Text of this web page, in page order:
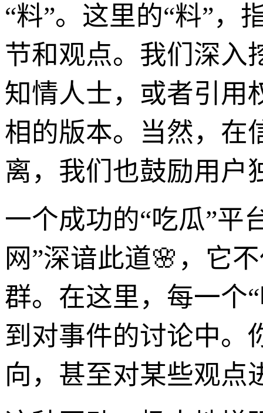
“料”。这里的“料”，
节和观点。我们深入
知情人士，或者引用
相的版本。当然，在
离，我们也鼓励用户
一个成功的“吃瓜”平
网”深谙此道🌸，它
群。在这里，每一个
到对事件的讨论中。
向，甚至对某些观点